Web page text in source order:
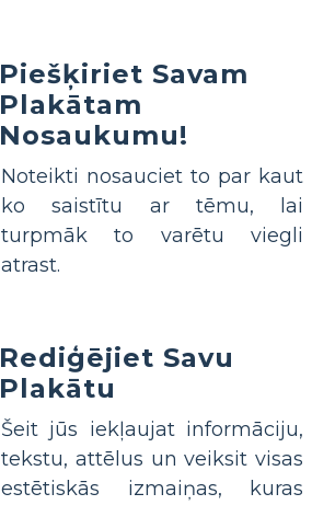
Piešķiriet Savam
Plakātam
Nosaukumu!
Noteikti nosauciet to par kaut
ko saistītu ar tēmu, lai
turpmāk to varētu viegli
atrast.
Rediģējiet Savu
Plakātu
Šeit jūs iekļaujat informāciju,
tekstu, attēlus un veiksit visas
estētiskās izmaiņas, kuras